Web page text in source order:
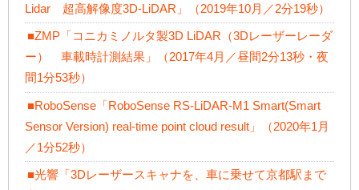
Lidar 超高解像度3D-LiDAR」（2019年10月／2分19秒）
■ZMP「コニカミノルタ製3D LiDAR（3Dレーザーレーダ
ー） 車載時計測結果」（2017年4月／昼間2分13秒・夜
間1分53秒）
■RoboSense「RoboSense RS-LiDAR-M1 Smart(Smart
Sensor Version) real-time point cloud result」（2020年1月
／1分52秒）
■光響「3Dレーザースキャナを、車に乗せて京都駅まで